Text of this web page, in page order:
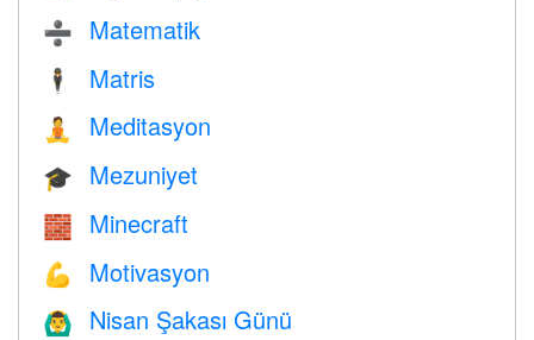
➗ Matematik
🕴️ Matris
🧘 Meditasyon
🎓 Mezuniyet
🧱 Minecraft
💪 Motivasyon
🙆‍♂️ Nisan Şakası Günü